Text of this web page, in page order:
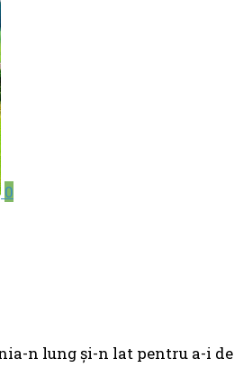
0
n lung şi-n lat pentru a-i